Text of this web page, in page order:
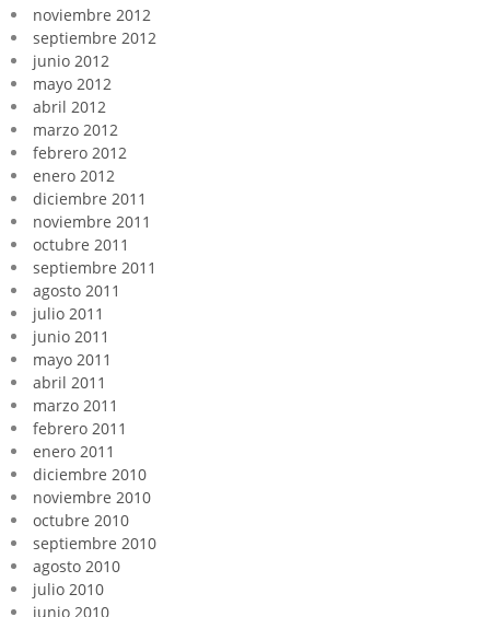
noviembre 2012
septiembre 2012
junio 2012
mayo 2012
abril 2012
marzo 2012
febrero 2012
enero 2012
diciembre 2011
noviembre 2011
octubre 2011
septiembre 2011
agosto 2011
julio 2011
junio 2011
mayo 2011
abril 2011
marzo 2011
febrero 2011
enero 2011
diciembre 2010
noviembre 2010
octubre 2010
septiembre 2010
agosto 2010
julio 2010
junio 2010